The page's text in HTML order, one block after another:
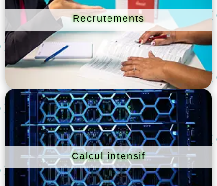
Recrutements
Calcul intensif